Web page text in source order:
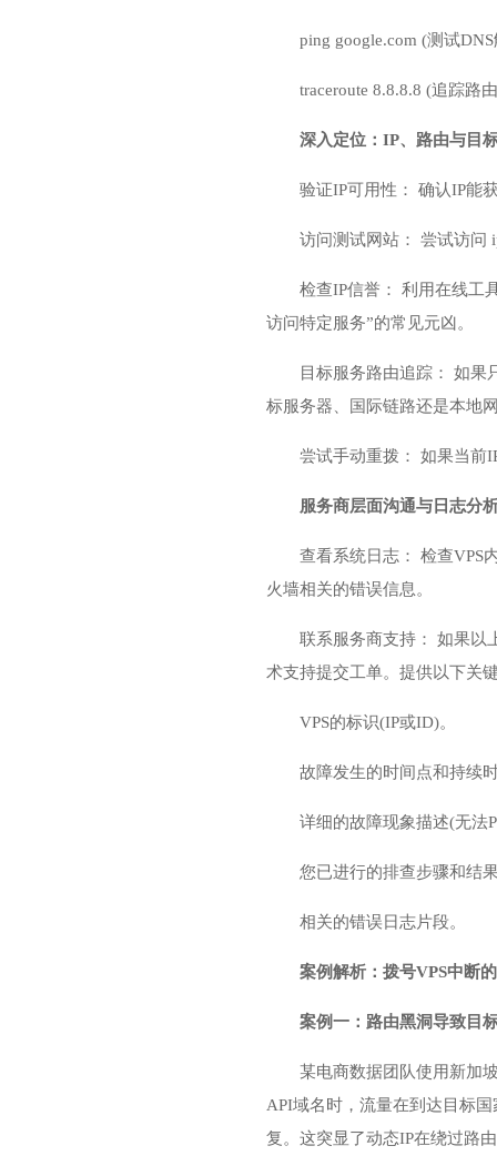
ping google.com (测试
traceroute 8.8.8.8 (追踪路
深入定位：IP、路由与目
验证IP可用性： 确认IP能
访问测试网站： 尝试访问
检查IP信誉： 利用在线工
访问特定服务”的常见元凶。
目标服务路由追踪： 如果
标服务器、国际链路还是本地
尝试手动重拨： 如果当前
服务商层面沟通与日志分
查看系统日志： 检查VPS
火墙相关的错误信息。
联系服务商支持： 如果以
术支持提交工单。提供以下关
VPS的标识(IP或ID)。
故障发生的时间点和持续
详细的故障现象描述(无法
您已进行的排查步骤和结
相关的错误日志片段。
案例解析：拨号VPS中断
案例一：路由黑洞导致目
某电商数据团队使用新加
API域名时，流量在到达目标
复。这突显了动态IP在绕过路